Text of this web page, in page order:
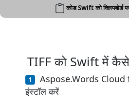
कोड Swift को क्लिपबोर्ड
TIFF को Swift में
Aspose.Words Cloud
इंस्टॉल करें